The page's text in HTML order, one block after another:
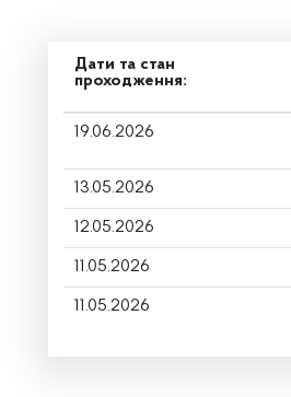
Дати та стан
проходження:
19.06.2026
13.05.2026
12.05.2026
11.05.2026
11.05.2026